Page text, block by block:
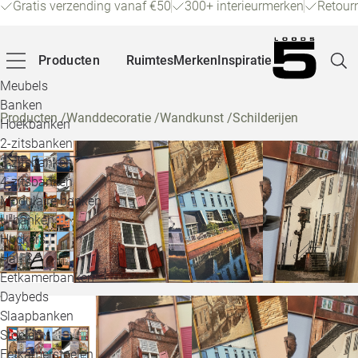
Gratis verzending vanaf €50 300+ interieurmerken
Producten
Meubels
Banken
Hoekbanken
2-zitsbanken
3-zitsbanken
4-zitsbanken
Modulaire banken
U-banken
Hockers
Hal- &
Eetkamerbanken
Daybeds
Slaapbanken
Stoelen
Eetkamerstoelen
RuimtesMerkenInspiratie
Producten/Wanddecoratie /Wandkunst /Schilderijen